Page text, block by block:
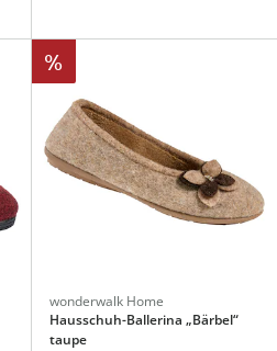
%
wonderwalk Home
Hausschuh-Ballerina „Bärbel“
taupe